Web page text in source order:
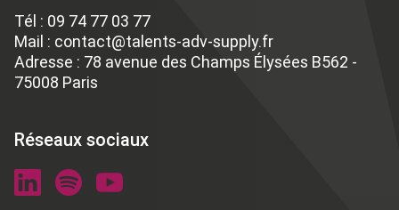
Tél : 09 74 77 03 77
Mail : contact@talents-adv-supply.fr
Adresse : 78 avenue des Champs Élysées B562 -
75008 Paris
Réseaux sociaux